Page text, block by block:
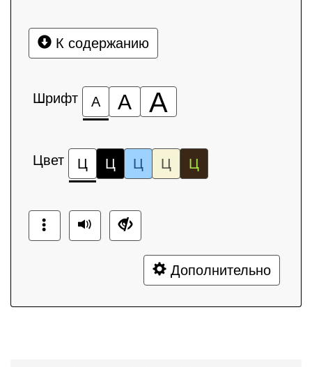
К содержанию
Шрифт А А А
Цвет Ц Ц Ц Ц Ц
Дополнительно